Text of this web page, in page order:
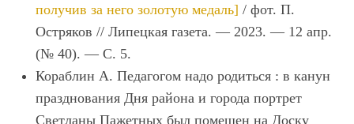
получив за него золотую медаль] / фот. П.
Остряков // Липецкая газета. — 2023. — 12 апр.
(№ 40). — С. 5.
Кораблин А. Педагогом надо родиться : в канун
празднования Дня района и города портрет
Светланы Пажетных был помещен на Доску